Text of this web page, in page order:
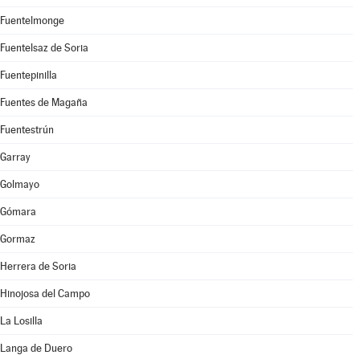
Fuentelmonge
Fuentelsaz de Soria
Fuentepinilla
Fuentes de Magaña
Fuentestrún
Garray
Golmayo
Gómara
Gormaz
Herrera de Soria
Hinojosa del Campo
La Losilla
Langa de Duero